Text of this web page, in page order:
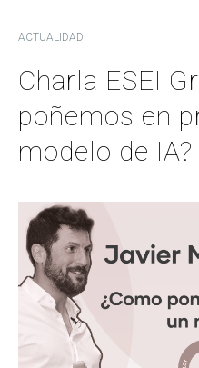
ACTUALIDAD
Charla ESEI
poñemos en
modelo de IA?